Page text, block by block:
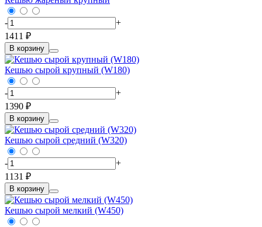
-
+
1411 ₽
В корзину
Кешью сырой крупный (W180)
-
+
1390 ₽
В корзину
Кешью сырой средний (W320)
-
+
1131 ₽
В корзину
Кешью сырой мелкий (W450)